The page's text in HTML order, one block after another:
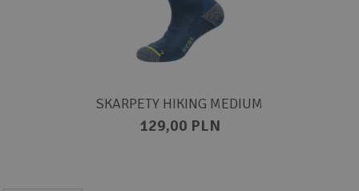
SKARPETY HIKING MEDIUM
129,00 PLN